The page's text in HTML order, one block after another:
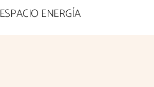
ESPACIO ENERGÍA